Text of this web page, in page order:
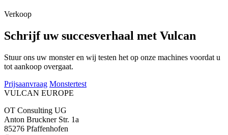
Verkoop
Schrijf uw succesverhaal met Vulcan
Stuur ons uw monster en wij testen het op onze machines voordat u
tot aankoop overgaat.
Prijsaanvraag Monstertest
VULCAN EUROPE
OT Consulting UG
Anton Bruckner Str. 1a
85276 Pfaffenhofen